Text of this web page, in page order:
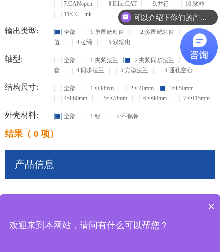
7:CANopen
8:EtherCAT 9:并行
10:脉冲
11:CC-Link
输出类型: 全部 1:单圈绝对值 2:多圈绝对值
3:增量
值
4:拉绳 5:双输出
轴型: 全部 1:夹紧法兰 2:夹紧同步法兰
3:盲孔轴
套
4:同步法兰 5:方型法兰 6:通孔空心
结构尺寸: 全部 1:Φ38mm 2:Φ40mm
3:Φ50mm
4:Φ60mm
5:Φ78mm 6:Φ90mm 7:Φ115mm
外壳材料: 全部 1:铝 2:不锈钢
结果（ 0 项）
产品信息
可以介绍下你们的产品么？
×
欢迎来到本网站，请问有什么可以帮您？